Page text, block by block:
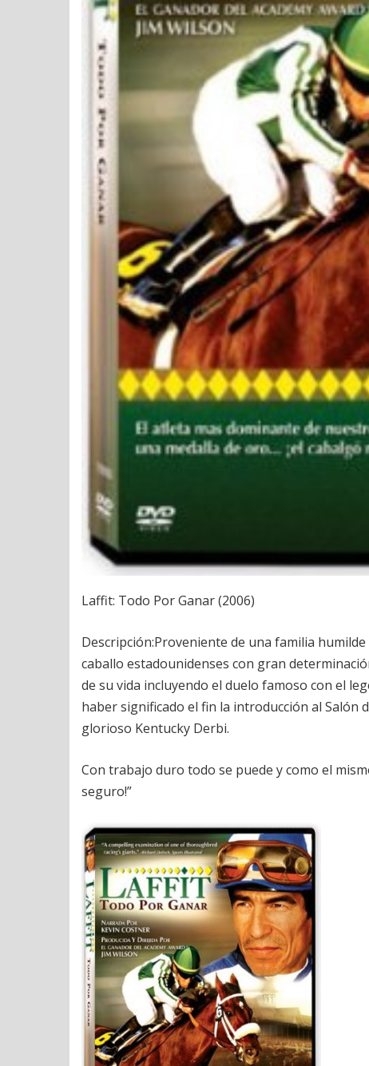
Laffit: Todo Por Ganar (2006)
Descripción:Proveniente de una familia
caballo estadounidenses con gran
de su vida incluyendo el duelo famoso con el
haber significado el fin la introducción al Salón
glorioso Kentucky Derbi.
Con trabajo duro todo se puede y como el
seguro!”